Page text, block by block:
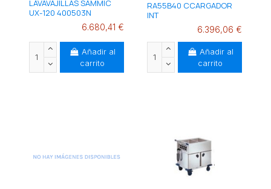
LAVAVAJILLAS SAMMIC
UX-120 400503N
6.680,41 €
Añadir al
carrito
RA55B40 CCARGADOR
INT
6.396,06 €
Añadir al
carrito